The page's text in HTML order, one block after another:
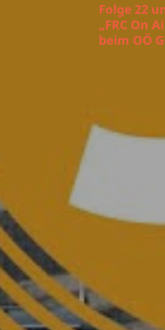
Folge 22
„FRC On
beim OÖ